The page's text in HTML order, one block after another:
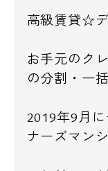
高級賃貸☆
お手元のク
の分割・一
2019年9月
ナーズマン